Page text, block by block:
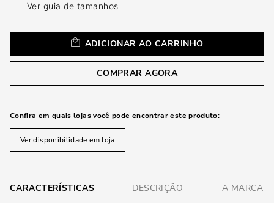
Ver guia de tamanhos
ADICIONAR AO CARRINHO
COMPRAR AGORA
Confira em quais lojas você pode encontrar este produto:
Ver disponibilidade em loja
CARACTERÍSTICAS DESCRIÇÃO A MARCA